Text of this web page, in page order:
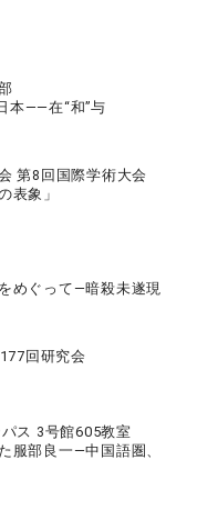
本——在“和”与
第8回国際学術大会
表象」
めぐって―暗殺未遂現
回研究会
ス 3号館605教室
服部良一―中国語圏、